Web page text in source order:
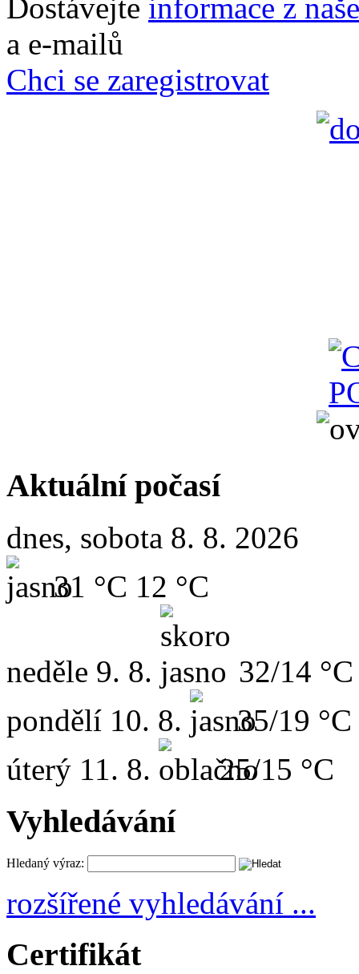
Dostávejte informace z
a e-mailů
Chci se zaregistrovat
Aktuální počasí
dnes, sobota 8. 8. 2026
31 °C 12 °C
neděle 9. 8.
32/14 °C
pondělí 10. 8.
35/19 °C
úterý 11. 8. 25/15 °C
Vyhledávání
Hledaný výraz:
rozšířené vyhledávání ...
Certifikát